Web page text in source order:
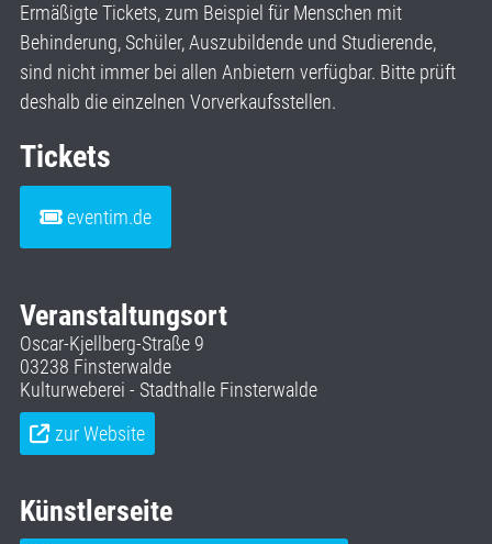
Ermäßigte Tickets, zum Beispiel für Menschen mit
Behinderung, Schüler, Auszubildende und Studierende,
sind nicht immer bei allen Anbietern verfügbar. Bitte prüft
deshalb die einzelnen Vorverkaufsstellen.
Tickets
eventim.de
Veranstaltungsort
Oscar-Kjellberg-Straße 9
03238 Finsterwalde
Kulturweberei - Stadthalle Finsterwalde
zur Website
Künstlerseite